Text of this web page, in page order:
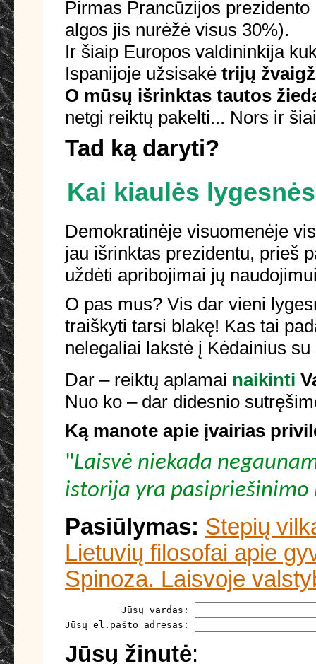
Pirmas Prancūzijos
algos jis nurėžė visus 30%).
Ir šiaip Europos valdininkija
Ispanijoje užsisakė trijų
O mūsų išrinktas tautos
netgi reiktų pakelti... Nors ir
Tad ką daryti?
Kai kiaulės
Demokratinėje visuomenėje
jau išrinktas prezidentu, prieš
uždėti apribojimai jų
O pas mus? Vis dar vieni
traiškyti tarsi blakę! Kas tai
nelegaliai lakstė į Kėdainius
Dar – reiktų aplamai naikinti
Nuo ko – dar didesnio
Ką manote apie įvairias
"Laisvė niekada
istorija yra pasipriešinimo
Pasiūlymas: Stepių
Lietuvių filosofai apie
Spinoza. Laisvoje
Jūsų vardas:
Jūsų el.pašto adresas:
Jūsų žinutė: